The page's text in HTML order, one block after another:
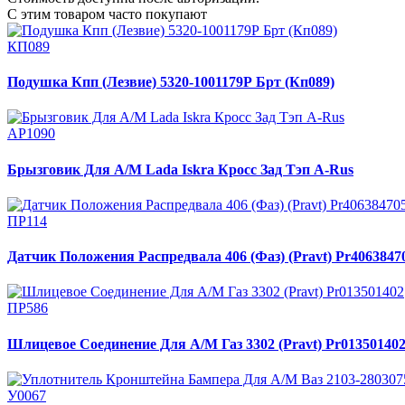
С этим товаром часто покупают
КП089
Подушка Кпп (Лезвие) 5320-1001179Р Брт (Кп089)
АР1090
Брызговик Для А/М Lada Iskra Кросс Зад Тэп A-Rus
ПР114
Датчик Положения Распредвала 406 (Фаз) (Pravt)
ПР586
Шлицевое Соединение Для А/М Газ 3302 (Pravt) Pr013501402
У0067